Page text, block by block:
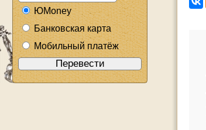
ЮMoney
Банковская карта
Мобильный платёж